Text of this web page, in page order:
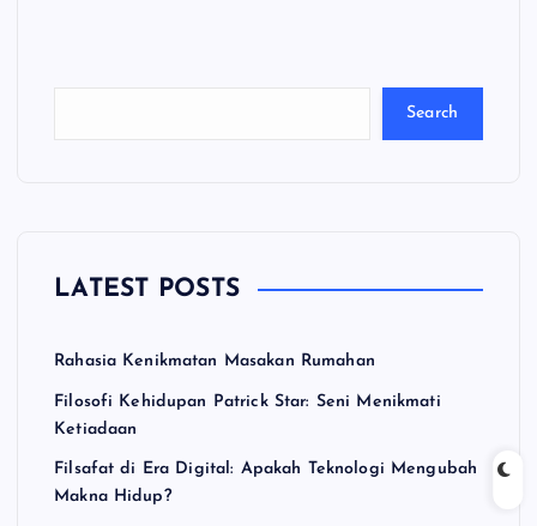
Search
LATEST POSTS
Rahasia Kenikmatan Masakan Rumahan
Filosofi Kehidupan Patrick Star: Seni Menikmati
Ketiadaan
Filsafat di Era Digital: Apakah Teknologi Mengubah
Makna Hidup?